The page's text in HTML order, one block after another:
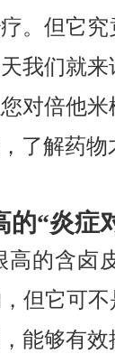
。但它
我们就
对倍他
了解药
“炎症
高的含卤
但它可
能够有